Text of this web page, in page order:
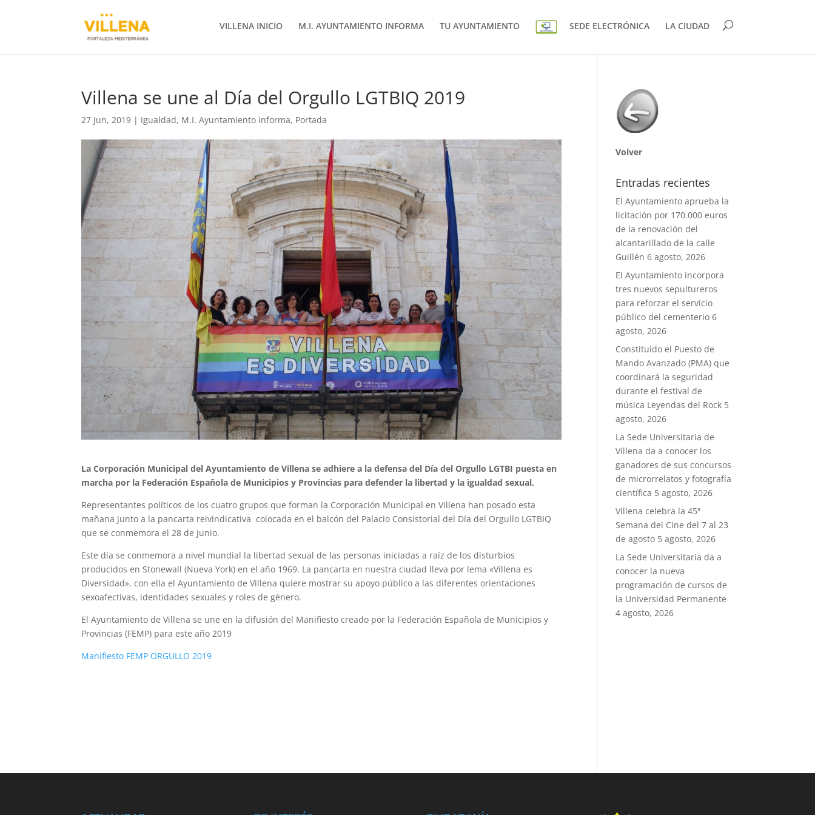
VILLENA INICIO M.I. AYUNTAMIENTO INFORMA TU AYUNTAMIENTO SEDE ELECTRÓNICA LA CIUDAD
Villena se une al Día del Orgullo LGTBIQ 2019
27 Jun, 2019 | Igualdad, M.I. Ayuntamiento informa, Portada
La Corporación Municipal del Ayuntamiento de Villena se adhiere a la defensa del Día del Orgullo LGTBI puesta en
marcha por la Federación Española de Municipios y Provincias para defender la libertad y la igualdad sexual.
Representantes políticos de los cuatro grupos que forman la Corporación Municipal en Villena han posado esta
mañana junto a la pancarta reivindicativa colocada en el balcón del Palacio Consistorial del Día del Orgullo LGTBIQ
que se conmemora el 28 de junio.
Este día se conmemora a nivel mundial la libertad sexual de las personas iniciadas a raíz de los disturbios
producidos en Stonewall (Nueva York) en el año 1969. La pancarta en nuestra ciudad lleva por lema «Villena es
Diversidad», con ella el Ayuntamiento de Villena quiere mostrar su apoyo público a las diferentes orientaciones
sexoafectivas, identidades sexuales y roles de género.
El Ayuntamiento de Villena se une en la difusión del Manifiesto creado por la Federación Española de Municipios y
Provincias (FEMP) para este año 2019
Manifiesto FEMP ORGULLO 2019
Volver
Entradas recientes
El Ayuntamiento aprueba la
licitación por 170.000 euros
de la renovación del
alcantarillado de la calle
Guillén 6 agosto, 2026
El Ayuntamiento incorpora
tres nuevos sepultureros
para reforzar el servicio
público del cementerio 6
agosto, 2026
Constituido el Puesto de
Mando Avanzado (PMA) que
coordinará la seguridad
durante el festival de
música Leyendas del Rock 5
agosto, 2026
La Sede Universitaria de
Villena da a conocer los
ganadores de sus concursos
de microrrelatos y fotografía
científica 5 agosto, 2026
Villena celebra la 45ª
Semana del Cine del 7 al 23
de agosto 5 agosto, 2026
La Sede Universitaria da a
conocer la nueva
programación de cursos de
la Universidad Permanente
4 agosto, 2026